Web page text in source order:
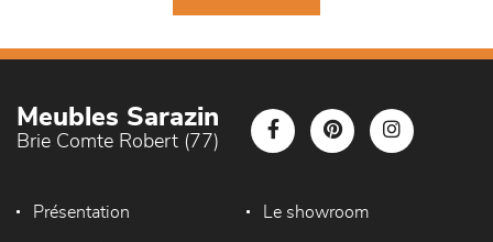
Meubles Sarazin
Brie Comte Robert (77)
Présentation Le showroom